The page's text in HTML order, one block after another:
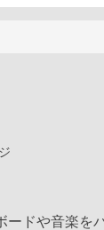
ードや音楽を